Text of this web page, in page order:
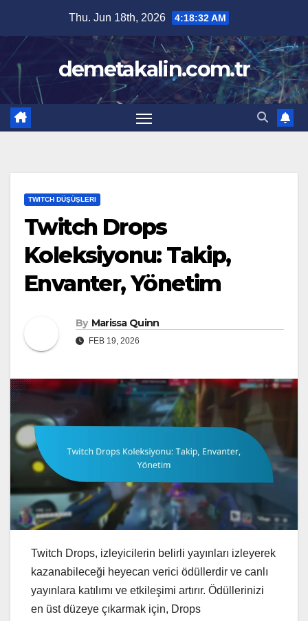
content
Thu. Jun 18th, 2026 4:18:33 AM
demetakalin.com.tr
TWITCH DÜŞÜŞLERI
Twitch Drops
Koleksiyonu: Takip,
Envanter, Yönetim
By Marissa Quinn
FEB 19, 2026
Twitch Drops, izleyicilerin belirli yayınları izleyerek
kazanabileceği heyecan verici ödüllerdir ve canlı
yayınlara katılımı ve etkileşimi artırır. Ödüllerinizi
en üst düzeye çıkarmak için, Drops